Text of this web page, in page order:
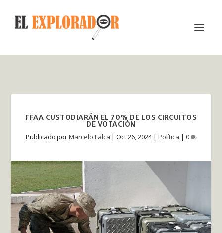
FFAA CUSTODIARÁN EL 70% DE LOS CIRCUITOS
DE VOTACIÓN
Publicado porMarcelo Falca | Oct 26, 2024| Política | 0